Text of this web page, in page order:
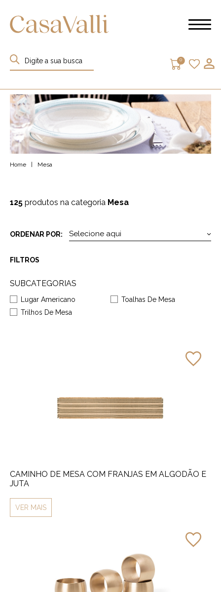
0
Home Mesa
125 produtos na categoria Mesa
ORDENAR POR:
FILTROS
SUBCATEGORIAS
Lugar Americano
Toalhas De Mesa
Trilhos De Mesa
CAMINHO DE MESA COM FRANJAS EM ALGODÃO E
JUTA
VER MAIS